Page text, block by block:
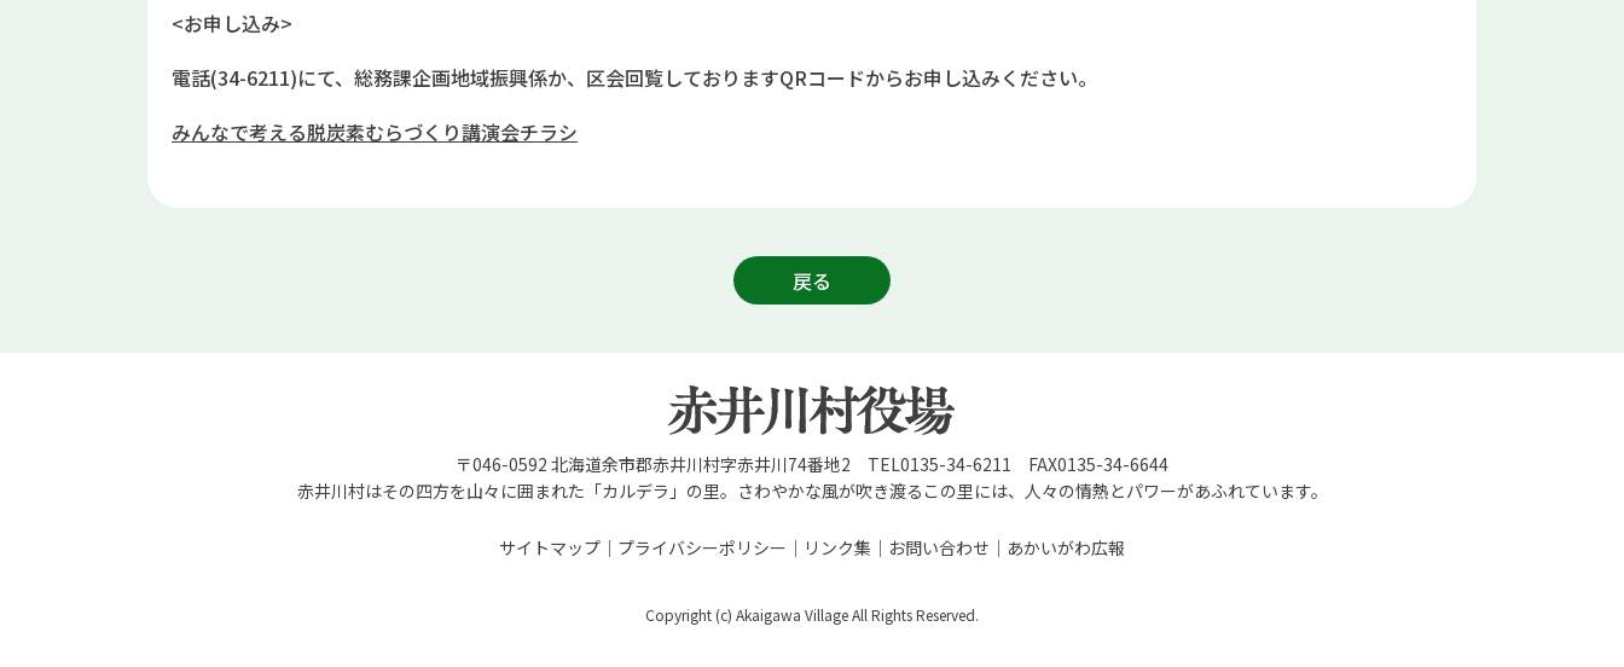
<お申し込み>
電話(34-6211)にて、総務課企画地域振興係か、区会回覧しておりますQRコードからお申し込みください。
みんなで考える脱炭素むらづくり講演会チラシ
戻る
〒046-0592 北海道余市郡赤井川村字赤井川74番地2 TEL0135-34-6211 FAX0135-34-6644
赤井川村はその四方を山々に囲まれた「カルデラ」の里。さわやかな風が吹き渡るこの里には、人々の情熱とパワーがあふれています。
サイトマップ プライバシーポリシー リンク集 お問い合わせ あかいがわ広報
Copyright (c) Akaigawa Village All Rights Reserved.